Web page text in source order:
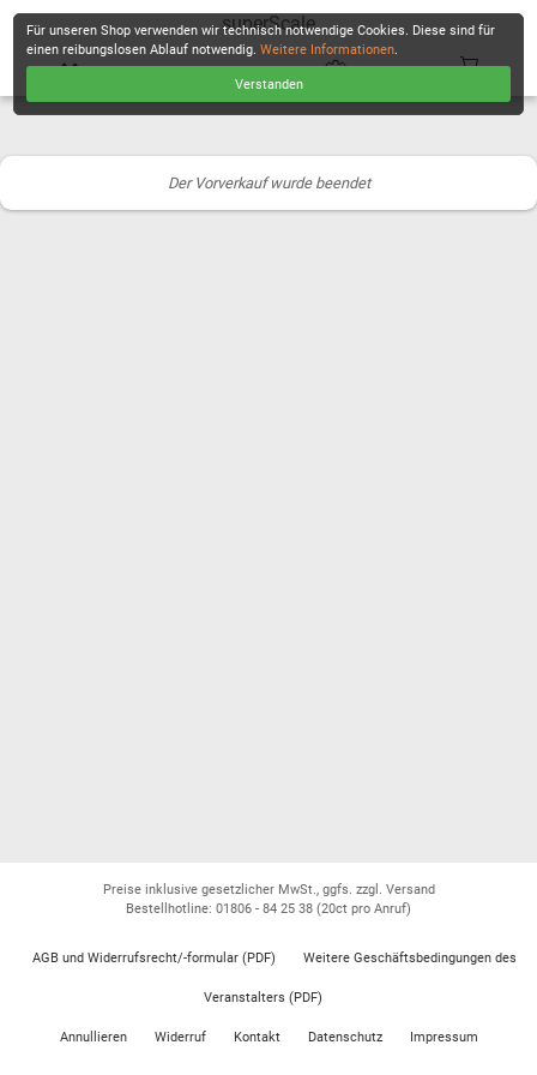
superScale
Der Vorverkauf wurde beendet
Für unseren Shop verwenden wir technisch notwendige Cookies. Diese sind für
einen reibungslosen Ablauf notwendig.Weitere Informationen.
Verstanden
Preise inklusive gesetzlicher MwSt., ggfs. zzgl. Versand
Bestellhotline: 01806 - 84 25 38 (20ct pro Anruf)
AGB und Widerrufsrecht/-formular (PDF) Weitere Geschäftsbedingungen des
Veranstalters (PDF)
Annullieren Widerruf Kontakt Datenschutz Impressum